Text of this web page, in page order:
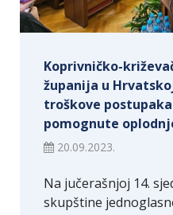
Koprivničko-
županija u
troškove
pomognute
20.09.2023.
Na jučerašnjoj 14.
skupštine